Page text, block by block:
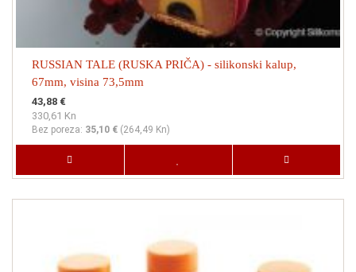
RUSSIAN TALE (RUSKA PRIČA) - silikonski kalup,
67mm, visina 73,5mm
43,88 €
330,61 Kn
Bez poreza: 35,10 € (264,49 Kn)